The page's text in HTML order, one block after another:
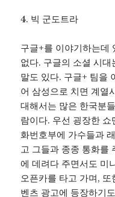
4. 빅 군도트라
구글+를 이야기하는데
없다. 구글의 소셜 시
말도 있다. 구글+ 팀을
어 삼성으로 치면 계열
대해서는 많은 한국분
람이다. 우선 굉장한
화번호부에 가수들과
고 그들과 종종 통화를
에 데려다 주면서도 미
오픈카를 타고 가며,
벤츠 광고에 등장하기